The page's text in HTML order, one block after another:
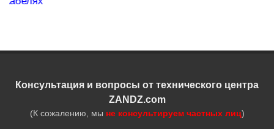
Консультация и вопросы от технического центра
ZANDZ.com
(К сожалению, мы не консультируем частных лиц)